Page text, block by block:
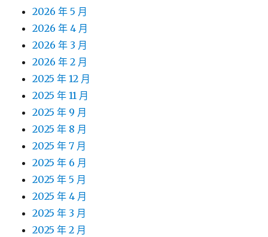
2026 年 5 月
2026 年 4 月
2026 年 3 月
2026 年 2 月
2025 年 12 月
2025 年 11 月
2025 年 9 月
2025 年 8 月
2025 年 7 月
2025 年 6 月
2025 年 5 月
2025 年 4 月
2025 年 3 月
2025 年 2 月